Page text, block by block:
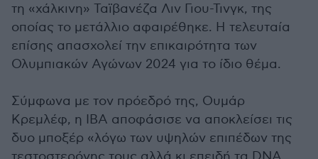
τη «χάλκινη» Ταϊβανέζα Λιν Γιου-Τινγκ, της
οποίας το μετάλλιο αφαιρέθηκε. Η τελευταία
επίσης απασχολεί την επικαιρότητα των
Ολυμπιακών Αγώνων 2024 για το ίδιο θέμα.
Σύμφωνα με τον πρόεδρό της, Ουμάρ
Κρεμλέφ, η IBA αποφάσισε να αποκλείσει τις
δυο μποξέρ «λόγω των υψηλών επιπέδων της